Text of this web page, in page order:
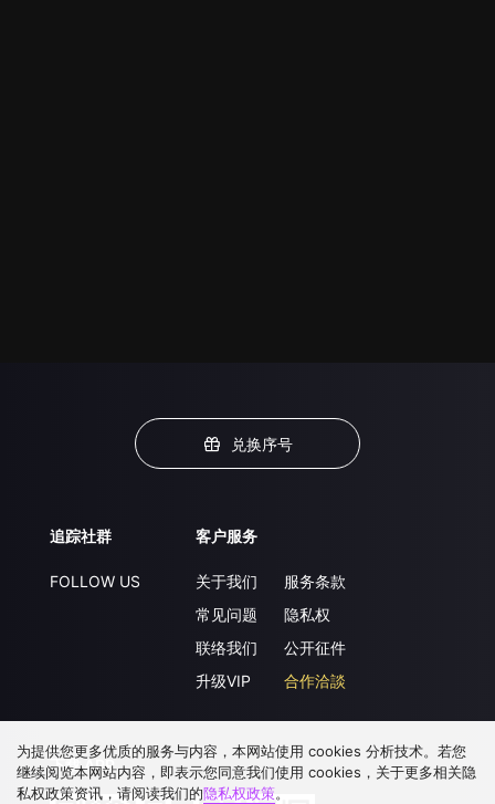
兑换序号
追踪社群
FOLLOW US
客户服务
关于我们
常见问题
联络我们
升级VIP
服务条款
隐私权
公开征件
合作洽談
下载 APP
为提供您更多优质的服务与内容，本网站使用 cookies 分析技术。若您
继续阅览本网站内容，即表示您同意我们使用 cookies，关于更多相关隐
私权政策资讯，请阅读我们的隐私权政策。